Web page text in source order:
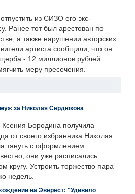
из СИЗО его экс-
Ранее тот был арестован по
а также нарушении авторских
артиста сообщили, что он
- 12 миллионов рублей.
меру пресечения.
за Николая Сердюкова
Бородина получила
от своего избранника Николая
тянуть с оформлением
они уже расписались.
кругу. Устроить торжество пара
недель.
на Эверест: "Удивило